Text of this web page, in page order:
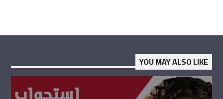
YOU MAY ALSO LIKE